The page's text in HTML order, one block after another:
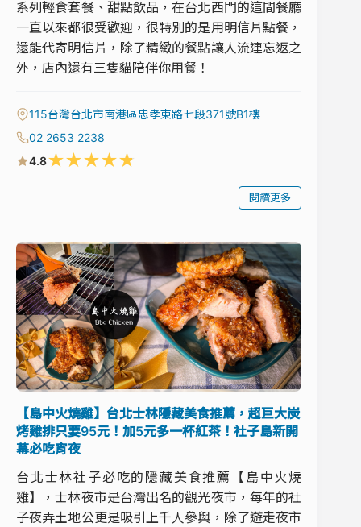
系列輕食套餐、甜點飲品，在台北西門的這間餐廳
一直以來都很受歡迎，很特別的是用明信片點餐，
還能代寄明信片，除了精緻的餐點讓人流連忘返之
外，店內還有三隻貓陪伴你用餐！
115台灣台北市南港區忠孝東路七段371號B1樓
02 2653 2238
4.8★★★★★
閱讀更多
【島中火燒雞】台北士林隱藏美食推薦，超巨大炭
烤雞排只要95元！加5元多一杯紅茶！社子島新開
幕必吃宵夜
台北士林社子必吃的隱藏美食推薦【島中火燒
雞】，士林夜市是台灣出名的觀光夜市，每年的社
子夜弄土地公更是吸引上千人參與，除了遊走夜市